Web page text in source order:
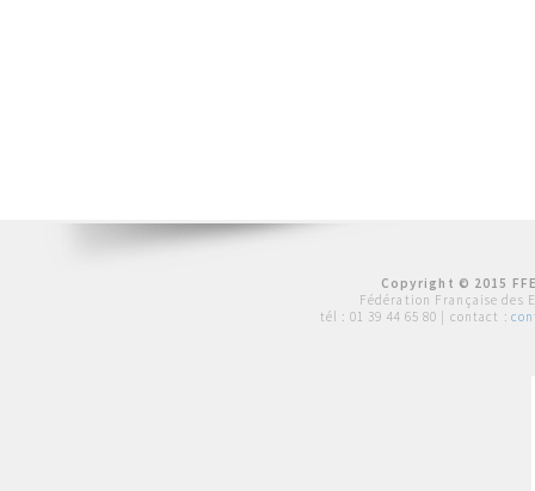
Copyright © 2015
Fédération Française des
tél : 01 39 44 65 80 | contact :